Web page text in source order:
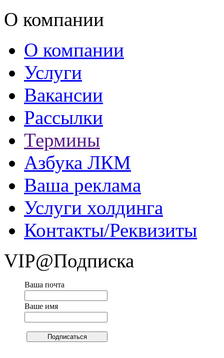
О компании
О компании
Услуги
Вакансии
Рассылки
Термины
Азбука ЛКМ
Ваша реклама
Услуги холдинга
Контакты/Реквизиты
VIP@Подписка
Ваша почта
Ваше имя